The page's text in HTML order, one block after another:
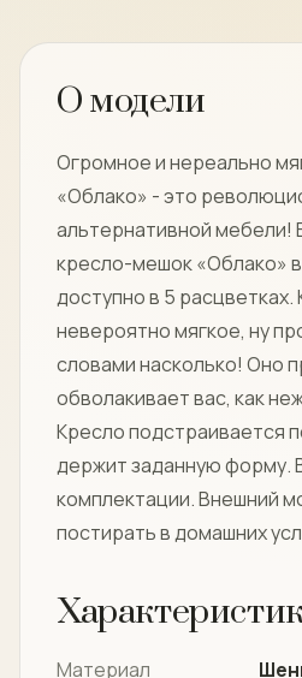
О модели
Огромное и нереально
«Облако» - это
альтернативной мебели!
кресло-мешок «Облако»
доступно в 5 расцветках.
невероятно мягкое, ну
словами насколько! Оно
обволакивает вас, как
Кресло подстраивается
держит заданную форму.
комплектации. Внешний
постирать в домашних
Материал